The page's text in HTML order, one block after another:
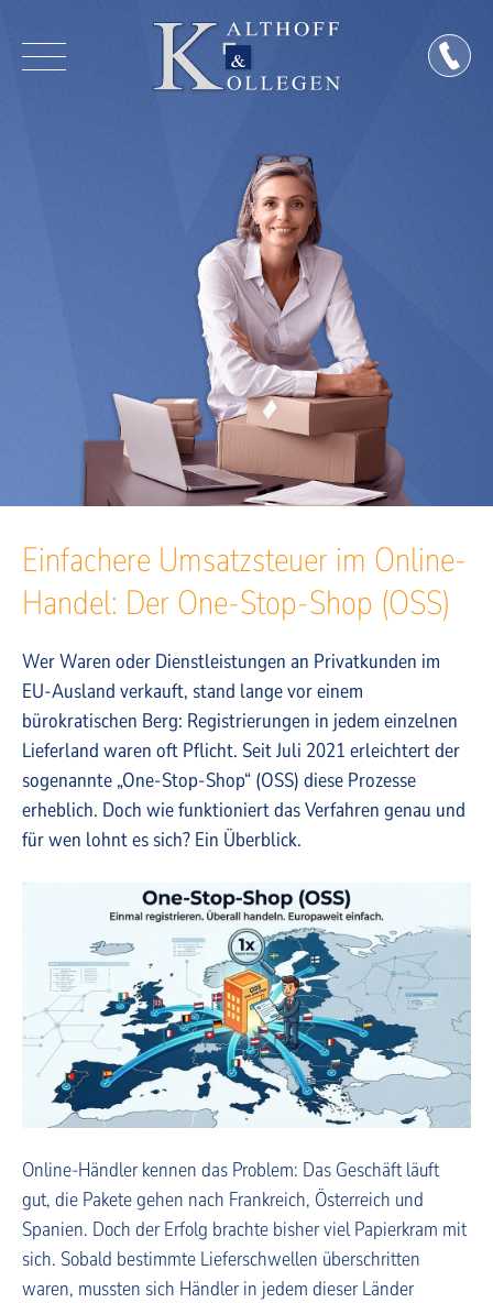
Einfachere Umsatzsteuer im Online-
Handel: Der One-Stop-Shop (OSS)
Wer Waren oder Dienstleistungen an Privatkunden im
EU-Ausland verkauft, stand lange vor einem
bürokratischen Berg: Registrierungen in jedem einzelnen
Lieferland waren oft Pflicht. Seit Juli 2021 erleichtert der
sogenannte „One-Stop-Shop“ (OSS) diese Prozesse
erheblich. Doch wie funktioniert das Verfahren genau und
für wen lohnt es sich? Ein Überblick.
Online-Händler kennen das Problem: Das Geschäft läuft
gut, die Pakete gehen nach Frankreich, Österreich und
Spanien. Doch der Erfolg brachte bisher viel Papierkram mit
sich. Sobald bestimmte Lieferschwellen überschritten
waren, mussten sich Händler in jedem dieser Länder